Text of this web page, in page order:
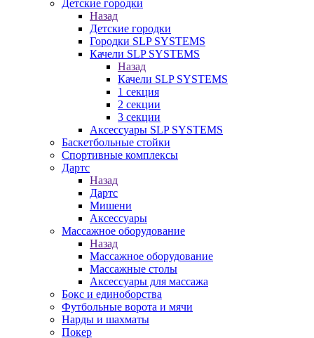
Детские городки
Назад
Детские городки
Городки SLP SYSTEMS
Качели SLP SYSTEMS
Назад
Качели SLP SYSTEMS
1 секция
2 секции
3 секции
Аксессуары SLP SYSTEMS
Баскетбольные стойки
Спортивные комплексы
Дартс
Назад
Дартс
Мишени
Аксессуары
Массажное оборудование
Назад
Массажное оборудование
Массажные столы
Аксессуары для массажа
Бокс и единоборства
Футбольные ворота и мячи
Нарды и шахматы
Покер